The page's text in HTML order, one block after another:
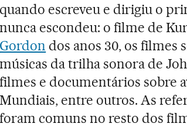
quando escreveu e dirigiu o
nunca escondeu: o filme de
Gordon dos anos 30, os filmes
músicas da trilha sonora de
filmes e documentários sobre
Mundiais, entre outros. As
foram comuns no resto dos